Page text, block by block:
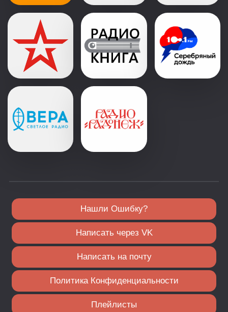
Нашли Ошибку?
Написать через VK
Написать на почту
Политика Конфиденциальности
Плейлисты